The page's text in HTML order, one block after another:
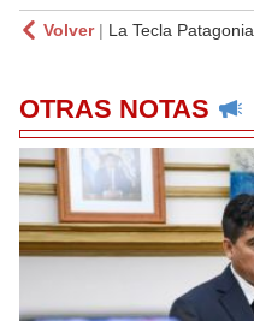
Volver| La Tecla Patagonia
OTRAS NOTAS